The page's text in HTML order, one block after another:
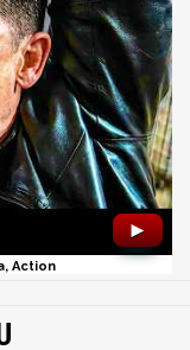
►
Action